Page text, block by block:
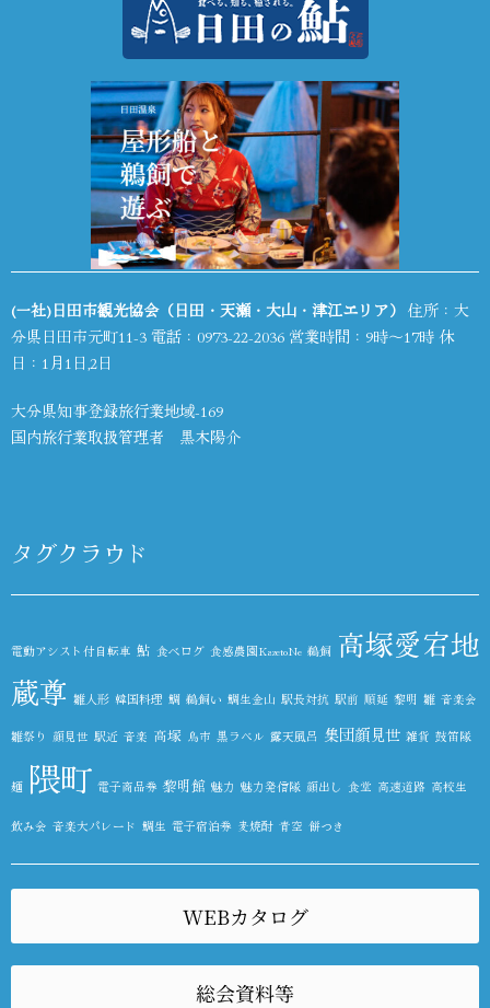
(一社)日田市観光協会（日田・天瀬・大山・津江エリア） 住所：大
分県日田市元町11-3 電話： 0973-22-2036 営業時間：9時～17時 休
日：1月1日,2日
大分県知事登録旅行業地域-169
国内旅行業取扱管理者 黒木陽介
タグクラウド
電動アシスト付自転車 鮎 食べログ 食感農園KazetoNe 鵜飼 高塚愛宕地
蔵尊 雛人形 韓国料理 鯛 鵜飼い 鯛生金山 駅長対抗 駅前 順延 黎明 雛 音楽会
雛祭り 顔見世 駅近 音楽 高塚 鳥市 黒ラベル 露天風呂 集団顔見世 雑貨 鼓笛隊
麺 隈町 電子商品券 黎明館 魅力 魅力発信隊 顔出し 食堂 高速道路 高校生
飲み会 音楽大パレード 鯛生 電子宿泊券 麦焼酎 青空 餅つき
WEBカタログ
総会資料等